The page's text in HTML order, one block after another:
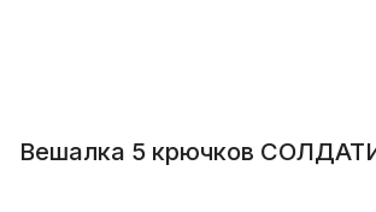
Вешалка 5 крючков